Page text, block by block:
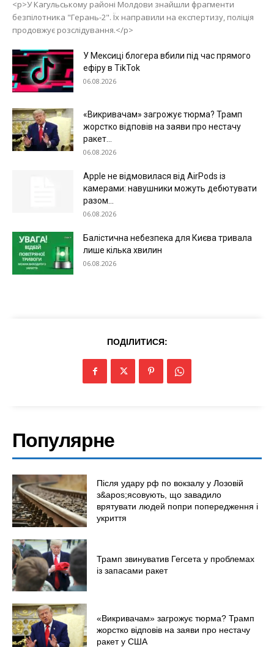
Меню
Київ
Україна
Війна
<p>У Кагульському районі Молдови знайшли фрагменти
безпілотника "Герань-2". Їх направили на експертизу, поліція
продовжує розслідування.</p>
У Мексиці блогера вбили під час прямого
ефіру в TikTok
06.08.2026
«Викривачам» загрожує тюрма? Трамп
жорстко відповів на заяви про нестачу
ракет...
06.08.2026
Apple не відмовилася від AirPods із
камерами: навушники можуть дебютувати
разом...
06.08.2026
Балістична небезпека для Києва тривала
лише кілька хвилин
06.08.2026
ПОДІЛИТИСЯ:
Популярне
Після удару рф по вокзалу у Лозовій
з&apos;ясовують, що завадило
врятувати людей попри попередження і
укриття
Трамп звинуватив Гегсета у проблемах
із запасами ракет
«Викривачам» загрожує тюрма? Трамп
жорстко відповів на заяви про нестачу
ракет у США